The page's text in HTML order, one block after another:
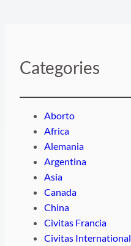
Categories
Aborto
Africa
Alemania
Argentina
Asia
Canada
China
Civitas Francia
Civitas International